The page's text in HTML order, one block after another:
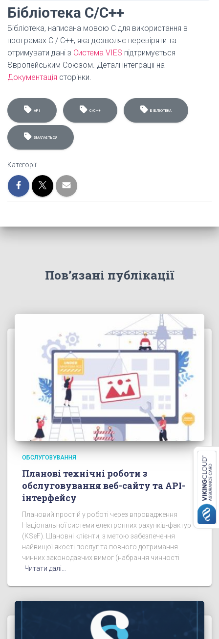
Бібліотека C/C++
Бібліотека, написана мовою C для використання в
програмах C / C++, яка дозволяє перевіряти та
отримувати дані з Система VIES підтримується
Європейським Союзом. Деталі інтеграції на
Документація сторінки.
API C/C++ БІБЛІОТЕКА
ЗМАГАЄТЬСЯ
Категорії:
Пов’язані публікації
ОБСЛУГОВУВАННЯ
Планові технічні роботи з
обслуговування веб-сайту та API-
інтерфейсу
Плановий простій у роботі через впровадження
Національної системи електронних рахунків-фактур
(KSeF). Шановні клієнти, з метою забезпечення
найвищої якості послуг та повного дотримання
чинних законодавчих вимог (набрання чинності
Читати далі…